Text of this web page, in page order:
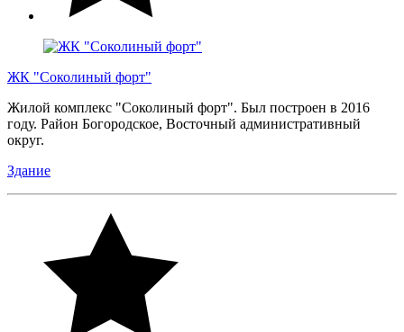
ЖК "Соколиный форт"
Жилой комплекс "Соколиный форт". Был построен в 2016
году. Район Богородское, Восточный административный
округ.
Здание